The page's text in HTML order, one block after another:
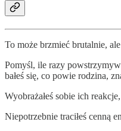
To może brzmieć brutalnie,
Pomyśl, ile razy
bałeś się, co powie rodzina,
Wyobrażałeś sobie ich
Niepotrzebnie traciłeś cenną